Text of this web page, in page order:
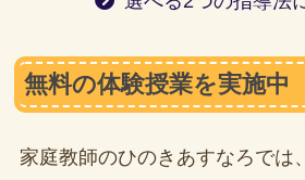
無料の体験授業を実施中
家庭教師のひのきあすなろでは